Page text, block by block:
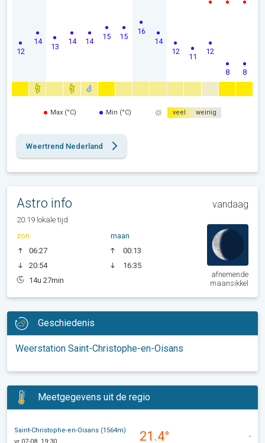
12
14
13
14 14
15 15
16
14
12
11
12
8 8
Max (°C) Min (°C) veel weinig
Weertrend Nederland
Astro info vandaag
20:19 lokale tijd
zon
06:27
20:54
14u 27min
maan
00:13
16:35
afnemende
maansikkel
Geschiedenis
Weerstation Saint-Christophe-en-Oisans
Meetgegevens uit de regio
Saint-Christophe-en-Oisans (1564m)
21.4° -